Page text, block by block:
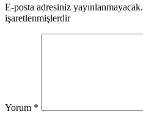
E-posta adresiniz yayınlanmayacak.
işaretlenmişlerdir
Yorum *